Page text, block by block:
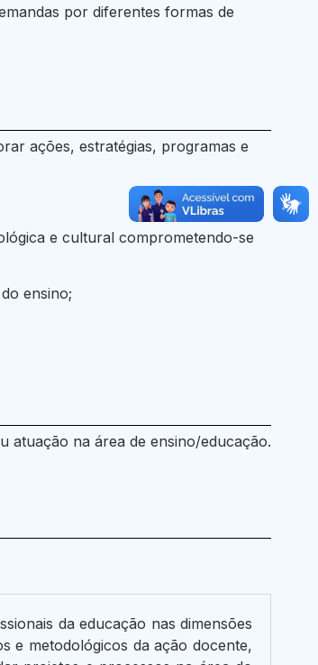
por diferentes formas de
ações, estratégias, programas e
e cultural comprometendo-se
ensino;
atuação na área de ensino/educação.
da educação nas dimensões
e metodológicos da ação docente,